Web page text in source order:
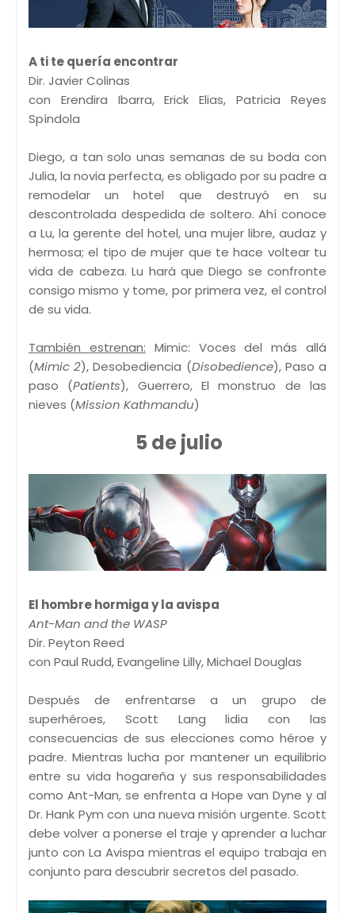
A ti te quería encontrar
Dir. Javier Colinas
con Erendira Ibarra, Erick Elias, Patricia Reyes
Spíndola
Diego, a tan solo unas semanas de su boda con
Julia, la novia perfecta, es obligado por su padre a
remodelar un hotel que destruyó en su
descontrolada despedida de soltero. Ahí conoce
a Lu, la gerente del hotel, una mujer libre, audaz y
hermosa; el tipo de mujer que te hace voltear tu
vida de cabeza. Lu hará que Diego se confronte
consigo mismo y tome, por primera vez, el control
de su vida.
También estrenan: Mimic: Voces del más allá
(Mimic 2), Desobediencia (Disobedience), Paso a
paso (Patients), Guerrero, El monstruo de las
nieves (Mission Kathmandu)
5 de julio
El hombre hormiga y la avispa
Ant-Man and the WASP
Dir. Peyton Reed
con Paul Rudd, Evangeline Lilly, Michael Douglas
Después de enfrentarse a un grupo de
superhéroes, Scott Lang lidia con las
consecuencias de sus elecciones como héroe y
padre. Mientras lucha por mantener un equilibrio
entre su vida hogareña y sus responsabilidades
como Ant-Man, se enfrenta a Hope van Dyne y al
Dr. Hank Pym con una nueva misión urgente. Scott
debe volver a ponerse el traje y aprender a luchar
junto con La Avispa mientras el equipo trabaja en
conjunto para descubrir secretos del pasado.